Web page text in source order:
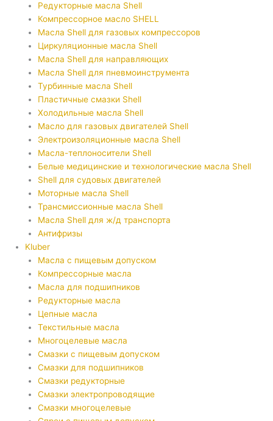
Редукторные масла Shell
Компрессорное масло SHELL
Масла Shell для газовых компрессоров
Циркуляционные масла Shell
Масла Shell для направляющих
Масла Shell для пневмоинструмента
Турбинные масла Shell
Пластичные смазки Shell
Холодильные масла Shell
Масло для газовых двигателей Shell
Электроизоляционные масла Shell
Масла-теплоносители Shell
Белые медицинские и технологические масла Shell
Shell для судовых двигателей
Моторные масла Shell
Трансмиссионные масла Shell
Масла Shell для ж/д транспорта
Антифризы
Kluber
Масла с пищевым допуском
Компрессорные масла
Масла для подшипников
Редукторные масла
Цепные масла
Текстильные масла
Многоцелевые масла
Смазки с пищевым допуском
Смазки для подшипников
Смазки редукторные
Смазки электропроводящие
Смазки многоцелевые